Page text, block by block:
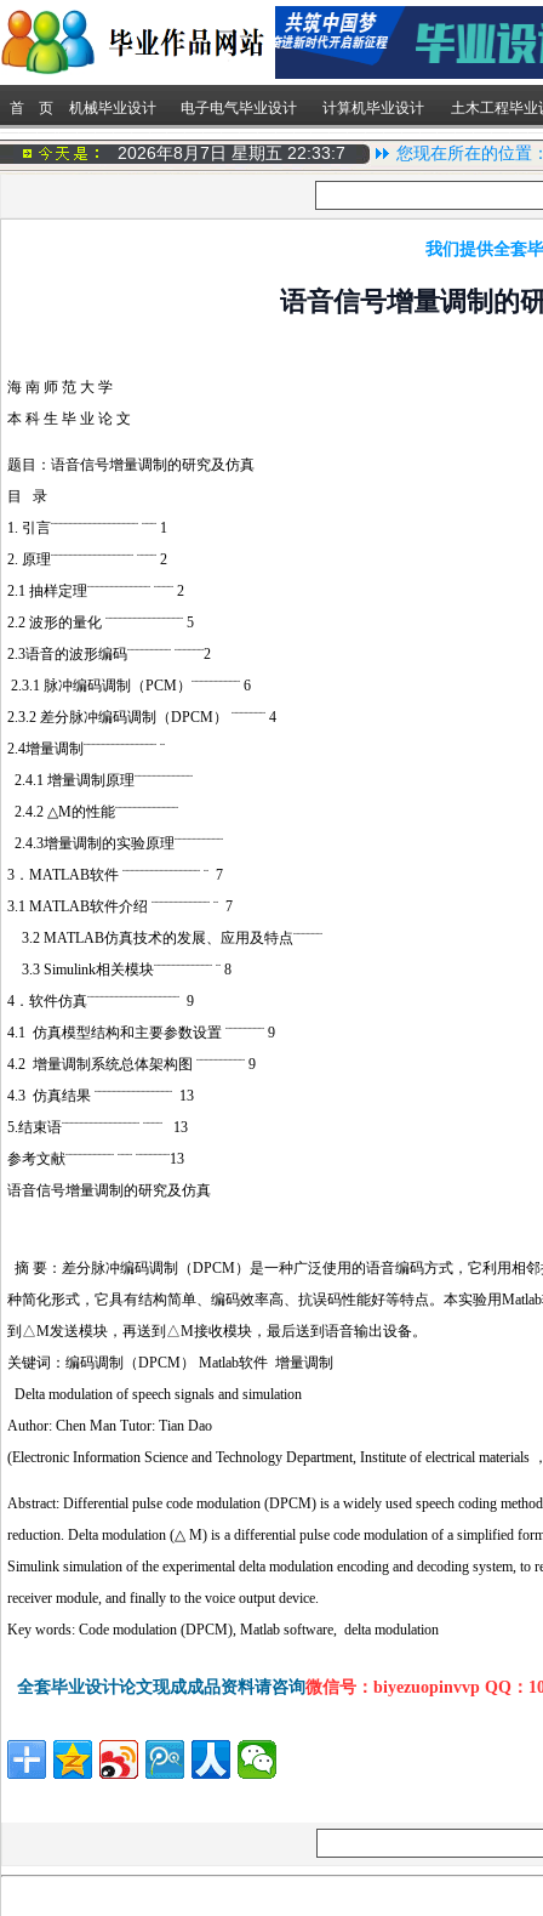
首 页 机械毕业设计 电子电气毕业设计 计算机毕业设计 土木工程毕业
2026年8月7日 星期五 22:33:7 您现在所在的位置
我们提供全套
语音信号增量调制的
海 南 师 范 大 学
本 科 生 毕 业 论 文
题目：语音信号增量调制的研究及仿真
目 录
1. 引言¨¨¨¨¨¨¨¨¨¨¨¨¨¨¨¨¨¨ ¨¨¨ 1
2. 原理¨¨¨¨¨¨¨¨¨¨¨¨¨¨¨¨¨ ¨¨¨¨ 2
2.1 抽样定理¨¨¨¨¨¨¨¨¨¨¨¨¨ ¨¨¨¨ 2
2.2 波形的量化 ¨¨¨¨¨¨¨¨¨¨¨¨¨¨¨¨ 5
2.3语音的波形编码¨¨¨¨¨¨¨¨¨ ¨¨¨¨¨¨2
2.3.1 脉冲编码调制（PCM）¨¨¨¨¨¨¨¨¨¨ 6
2.3.2 差分脉冲编码调制（DPCM） ¨¨¨¨¨¨¨ 4
2.4增量调制¨¨¨¨¨¨¨¨¨¨¨¨¨¨¨ ¨
2.4.1 增量调制原理¨¨¨¨¨¨¨¨¨¨¨¨
2.4.2 △M的性能¨¨¨¨¨¨¨¨¨¨¨¨¨
2.4.3增量调制的实验原理¨¨¨¨¨¨¨¨¨¨
3．MATLAB软件 ¨¨¨¨¨¨¨¨¨¨¨¨¨¨¨¨ ¨ 7
3.1 MATLAB软件介绍 ¨¨¨¨¨¨¨¨¨¨¨¨ ¨ 7
3.2 MATLAB仿真技术的发展、应用及特点¨¨¨¨¨¨
3.3 Simulink相关模块¨¨¨¨¨¨¨¨¨¨¨¨ ¨ 8
4．软件仿真¨¨¨¨¨¨¨¨¨¨¨¨¨¨¨¨¨¨¨ 9
4.1 仿真模型结构和主要参数设置 ¨¨¨¨¨¨¨¨ 9
4.2 增量调制系统总体架构图 ¨¨¨¨¨¨¨¨¨¨ 9
4.3 仿真结果 ¨¨¨¨¨¨¨¨¨¨¨¨¨¨¨¨ 13
5.结束语¨¨¨¨¨¨¨¨¨¨¨¨¨¨¨¨ ¨¨¨¨ 13
参考文献¨¨¨¨¨¨¨¨¨¨ ¨¨¨ ¨¨¨¨¨¨¨13
语音信号增量调制的研究及仿真
摘 要：差分脉冲编码调制（DPCM）是一种广泛使用的语音编码方式，它利用
种简化形式，它具有结构简单、编码效率高、抗误码性能好等特点。本实验用
到△M发送模块，再送到△M接收模块，最后送到语音输出设备。
关键词：编码调制（DPCM） Matlab软件 增量调制
Delta modulation of speech signals and simulation
Author: Chen Man Tutor: Tian Dao
(Electronic Information Science and Technology Department, Institute of electrical
Abstract: Differential pulse code modulation (DPCM) is a widely used speech coding
reduction. Delta modulation (△ M) is a differential pulse code modulation of a simplified
Simulink simulation of the experimental delta modulation encoding and decoding system,
receiver module, and finally to the voice output device.
Key words: Code modulation (DPCM), Matlab software, delta modulation
全套毕业设计论文现成成品资料请咨询微信号：biyezuopinvvp QQ